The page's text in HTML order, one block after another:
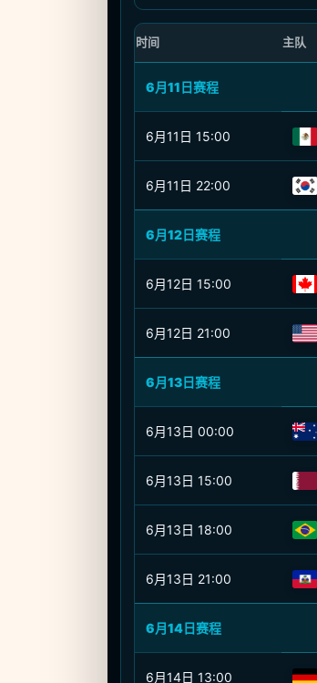
时间 主队
6月11日赛程
6月11日 15:00
6月11日 22:00
6月12日赛程
6月12日 15:00
6月12日 21:00
6月13日赛程
6月13日 00:00
6月13日 15:00
6月13日 18:00
6月13日 21:00
6月14日赛程
6月14日 13:00